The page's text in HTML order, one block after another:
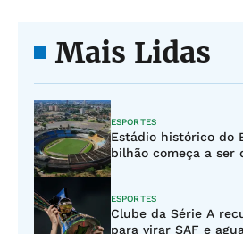
Mais Lidas
ESPORTES
Estádio histórico do
bilhão começa a ser
ESPORTES
Clube da Série A
para virar SAF e